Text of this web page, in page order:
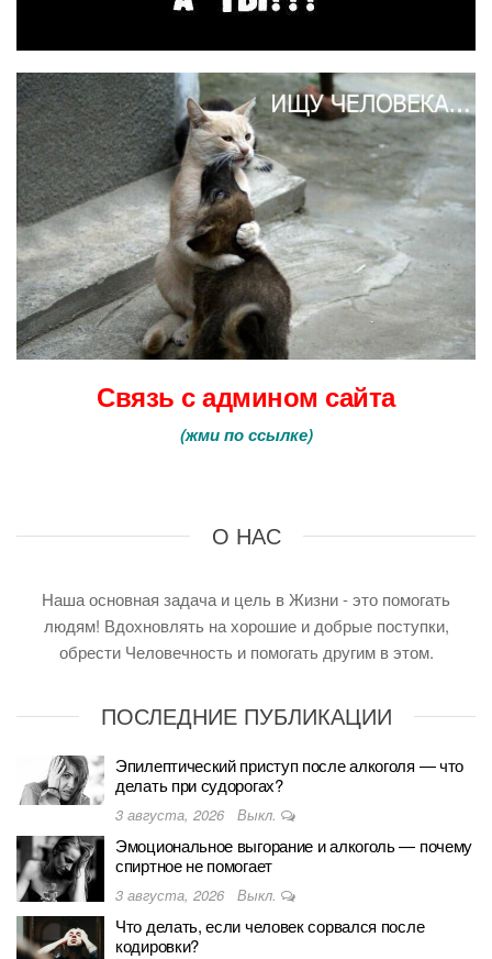
Связь с админом сайта
(жми по ссылке)
О НАС
Наша основная задача и цель в Жизни - это помогать
людям! Вдохновлять на хорошие и добрые поступки,
обрести Человечность и помогать другим в этом.
ПОСЛЕДНИЕ ПУБЛИКАЦИИ
Эпилептический приступ после алкоголя — что
делать при судорогах?
3 августа, 2026 Выкл.
Эмоциональное выгорание и алкоголь — почему
спиртное не помогает
3 августа, 2026 Выкл.
Что делать, если человек сорвался после
кодировки?